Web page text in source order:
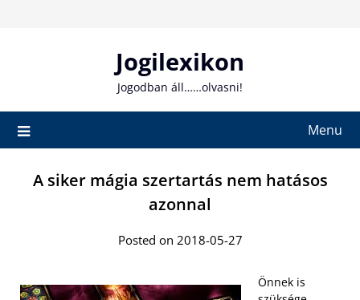
Jogilexikon
Jogodban áll……olvasni!
Menu
A siker mágia szertartás nem hatásos
azonnal
Posted on 2018-05-27
Önnek is